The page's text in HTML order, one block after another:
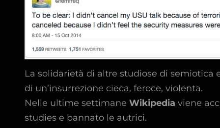
La solidarietà di altre studiose di
di un’insurrezione cieca, feroce, violenta.
Nelle ultime settimane Wikipedia viene
studies e bannato le autrici.